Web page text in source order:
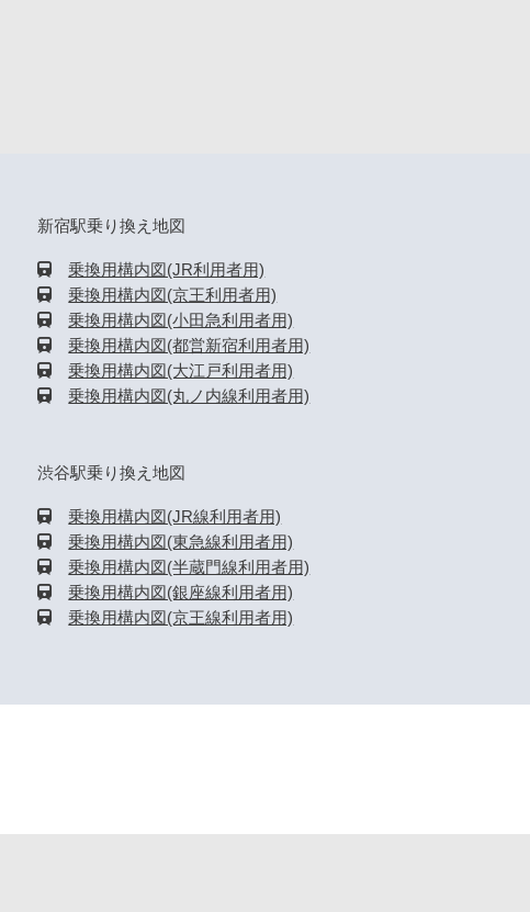
新宿駅乗り換え地図
乗換用構内図(JR利用者用)
乗換用構内図(京王利用者用)
乗換用構内図(小田急利用者用)
乗換用構内図(都営新宿利用者用)
乗換用構内図(大江戸利用者用)
乗換用構内図(丸ノ内線利用者用)
渋谷駅乗り換え地図
乗換用構内図(JR線利用者用)
乗換用構内図(東急線利用者用)
乗換用構内図(半蔵門線利用者用)
乗換用構内図(銀座線利用者用)
乗換用構内図(京王線利用者用)